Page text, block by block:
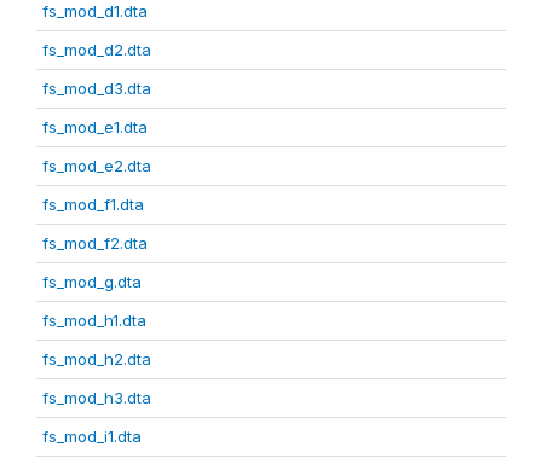
fs_mod_d1.dta
fs_mod_d2.dta
fs_mod_d3.dta
fs_mod_e1.dta
fs_mod_e2.dta
fs_mod_f1.dta
fs_mod_f2.dta
fs_mod_g.dta
fs_mod_h1.dta
fs_mod_h2.dta
fs_mod_h3.dta
fs_mod_i1.dta